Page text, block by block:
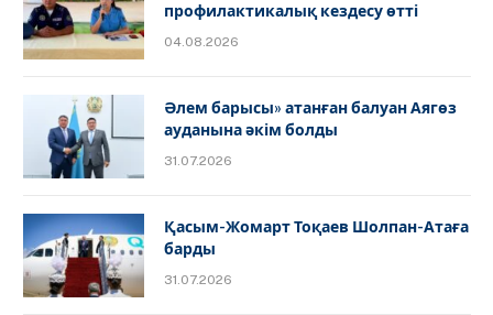
профилактикалық кездесу өтті
04.08.2026
Әлем барысы» атанған балуан Аягөз
ауданына әкім болды
31.07.2026
Қасым-Жомарт Тоқаев Шолпан-Атаға
барды
31.07.2026